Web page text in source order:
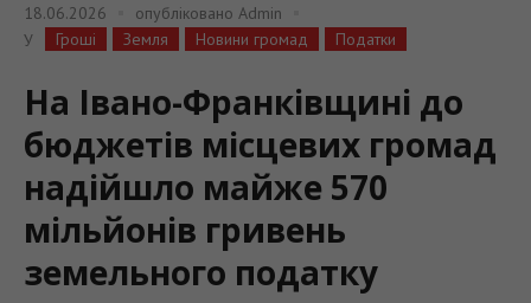
18.06.2026 опубліковано Admin
У
Гроші Земля Новини громад Податки
На Івано-Франківщині до
бюджетів місцевих громад
надійшло майже 570
мільйонів гривень
земельного податку